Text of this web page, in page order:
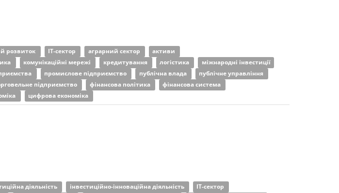
розвиток ІТ-сектор аграрний сектор
активи
комунікаційні мережі кредитування логістика
міжнародні інвестиції
промислове підприємство публічна влада
публічне управління
підприємство фінансова політика
фінансова система
цифрова економіка
діяльність інвестиційно-інноваційна діяльність
ІТ-сектор